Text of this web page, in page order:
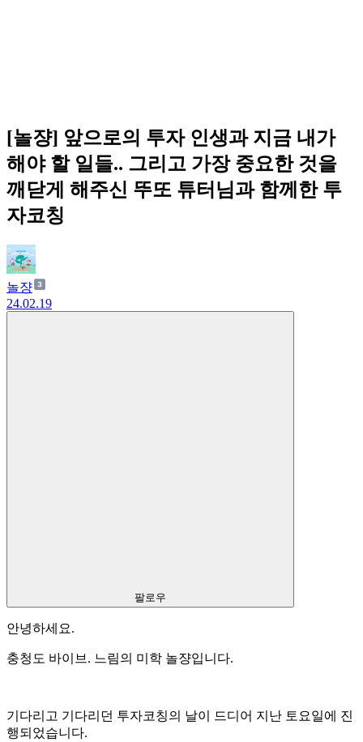
[놀쟝] 앞으로의 투자 인생과 지금 내가
해야 할 일들.. 그리고 가장 중요한 것을
깨닫게 해주신 뚜또 튜터님과 함께한 투
자코칭
놀쟝
24.02.19
팔로우
안녕하세요.
충청도 바이브. 느림의 미학 놀쟝입니다.
기다리고 기다리던 투자코칭의 날이 드디어 지난 토요일에 진
행되었습니다.